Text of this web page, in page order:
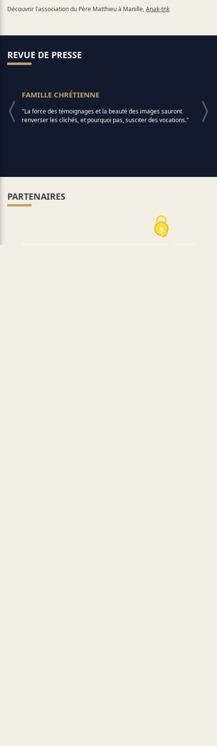
Découvrir l'association du Père Matthieu à Manille,Anak-tnk
REVUE DE PRESSE
FAMILLE CHRÉTIENNE
"La force des témoignages et la beauté des images sauront
renverser les clichés, et pourquoi pas, susciter des vocations."
PARTENAIRES